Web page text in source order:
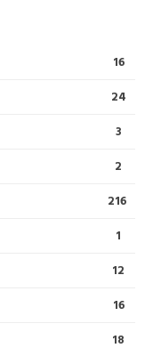
16
24
3
2
216
1
12
16
18